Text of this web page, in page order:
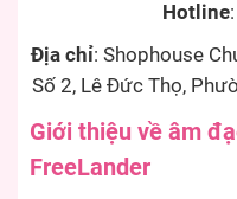
Hotline:
Địa chỉ: Shophouse
Số 2, Lê Đức Thọ,
Giới thiệu về âm
FreeLander